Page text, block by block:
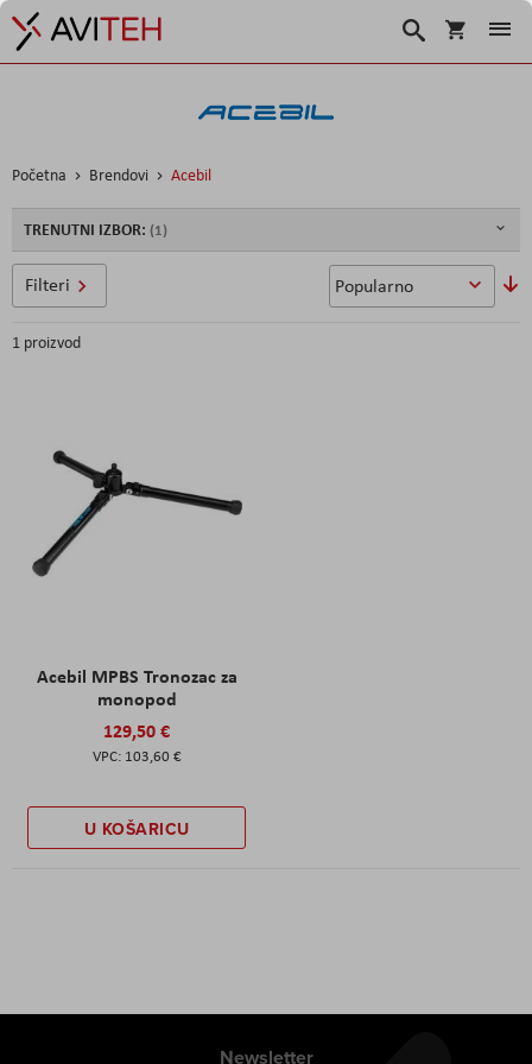
Košarica
Traži
Početna Brendovi Acebil
1 proizvod
Acebil MPBS Tronozac za
monopod
129,50 €
103,60 €
U KOŠARICU
Filteri
TRENUTNI IZBOR:
Newsletter